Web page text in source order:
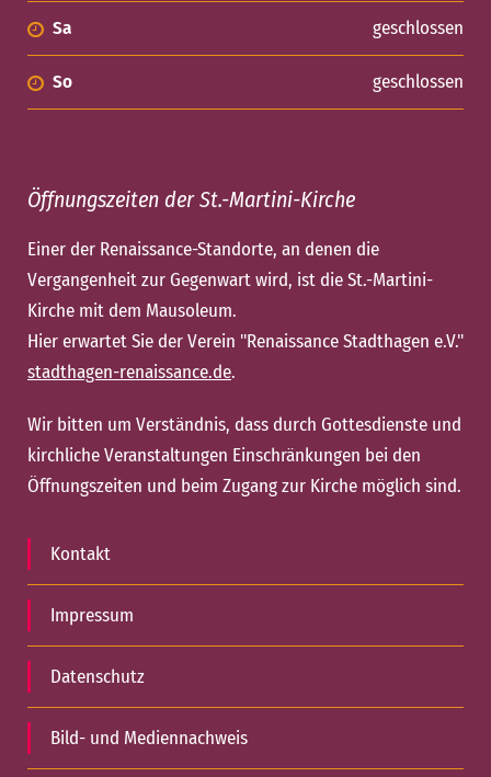
Sa geschlossen
So geschlossen
Öffnungszeiten der St.-Martini-Kirche
Einer der Renaissance-Standorte, an denen die
Vergangenheit zur Gegenwart wird, ist die St.-Martini-
Kirche mit dem Mausoleum.
Hier erwartet Sie der Verein "Renaissance Stadthagen e.V."
stadthagen-renaissance.de.
Wir bitten um Verständnis, dass durch Gottesdienste und
kirchliche Veranstaltungen Einschränkungen bei den
Öffnungszeiten und beim Zugang zur Kirche möglich sind.
Kontakt
Impressum
Datenschutz
Bild- und Mediennachweis